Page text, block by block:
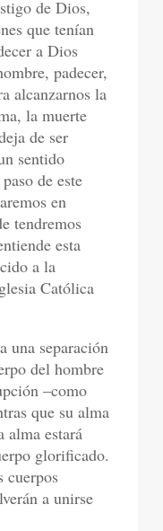
de Dios,
que tenían
a Dios
padecer,
alcanzarnos la
la muerte
de ser
sentido
de este
en
tendremos
esta
a la
Católica
una separación
del hombre
–como
que su alma
alma estará
glorificado.
cuerpos
a unirse